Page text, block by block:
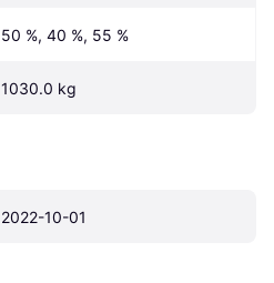
50 %, 40 %, 55 %
1030.0 kg
2022-10-01